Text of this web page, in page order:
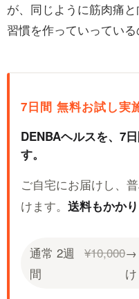
が、同じように筋肉痛
習慣を作っていっている
7日間 無料お試し実
DENBAヘルスを、7
す。
ご自宅にお届けし、
けます。 送料もかかり
通常 2週
間
¥10,000→
け